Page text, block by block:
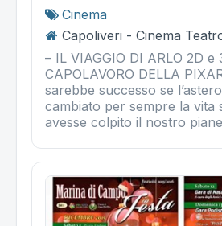
Cinema
Capoliveri - Cinema
– IL VIAGGIO DI ARLO 2D e
CAPOLAVORO DELLA
sarebbe successo se
cambiato per sempre la vita
avesse colpito il nostro